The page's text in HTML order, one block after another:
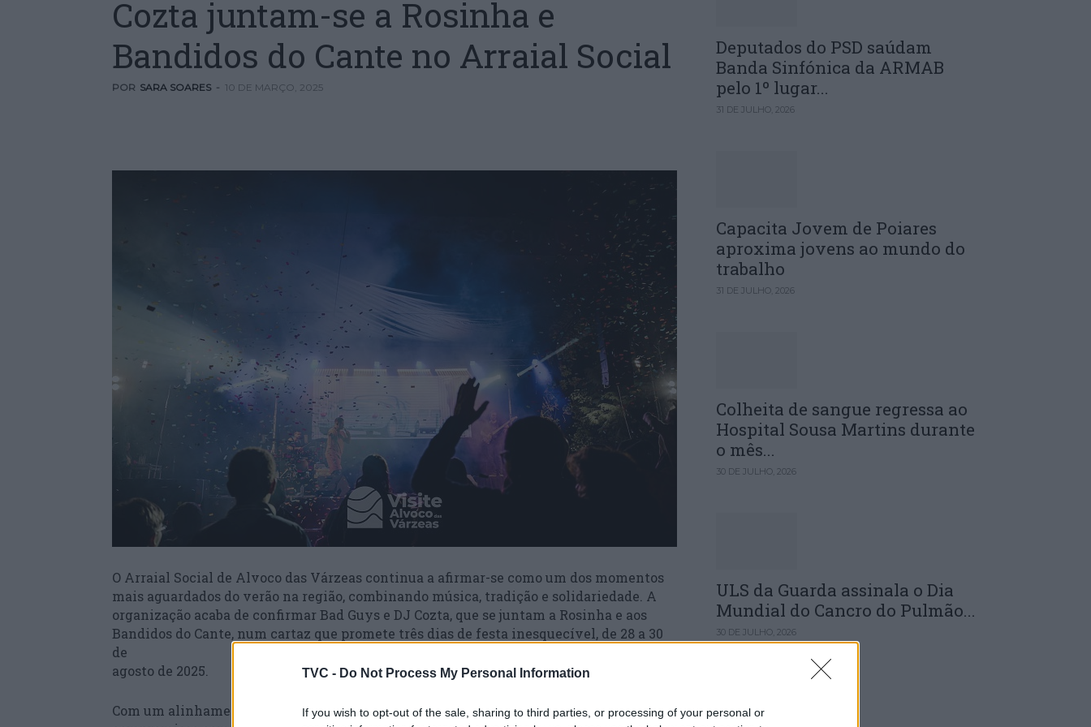
TVC - Do Not Process My Personal Information
If you wish to opt-out of the sale, sharing to third parties, or processing of your personal or
Cozta juntam-se a Rosinha e
Bandidos do Cante no Arraial Social
POR SARA SOARES - 10 DE MARÇO, 2025
O Arraial Social de Alvoco das Várzeas continua a afirmar-se como um dos momentos
mais aguardados do verão na região, combinando música, tradição e solidariedade. A
organização acaba de confirmar Bad Guys e DJ Cozta, que se juntam a Rosinha e aos
Bandidos do Cante, num cartaz que promete três dias de festa inesquecível, de 28 a 30
de
agosto de 2025.
Com um alinhamento que cruza diferentes géneros musicais, o evento reforça o seu
Deputados do PSD saúdam
Banda Sinfónica da ARMAB
pelo 1º lugar...
31 DE JULHO, 2026
Capacita Jovem de Poiares
aproxima jovens ao mundo do
trabalho
31 DE JULHO, 2026
Colheita de sangue regressa ao
Hospital Sousa Martins durante
o mês...
30 DE JULHO, 2026
ULS da Guarda assinala o Dia
Mundial do Cancro do Pulmão...
30 DE JULHO, 2026